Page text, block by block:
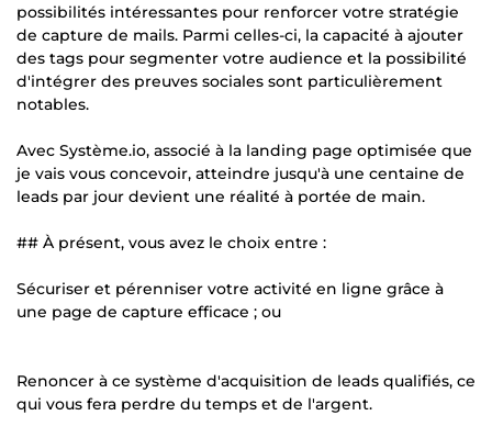
possibilités intéressantes pour renforcer votre stratégie
de capture de mails. Parmi celles-ci, la capacité à ajouter
des tags pour segmenter votre audience et la possibilité
d'intégrer des preuves sociales sont particulièrement
notables.
Avec Système.io, associé à la landing page optimisée que
je vais vous concevoir, atteindre jusqu'à une centaine de
leads par jour devient une réalité à portée de main.
## À présent, vous avez le choix entre :
Sécuriser et pérenniser votre activité en ligne grâce à
une page de capture efficace ; ou
Renoncer à ce système d'acquisition de leads qualifiés, ce
qui vous fera perdre du temps et de l'argent.